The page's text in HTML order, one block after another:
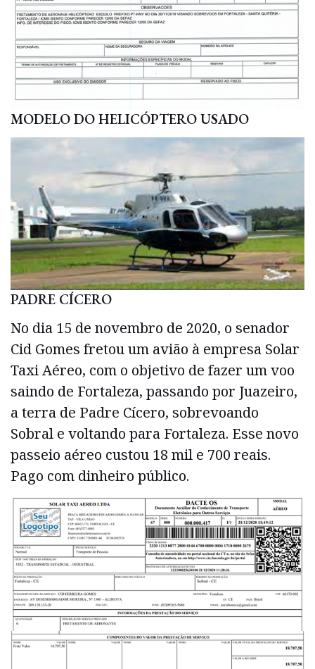
MODELO DO HELICÓPTERO USADO
PADRE CÍCERO
No dia 15 de novembro de 2020, o senador
Cid Gomes fretou um avião à empresa Solar
Taxi Aéreo, com o objetivo de fazer um voo
saindo de Fortaleza, passando por Juazeiro,
a terra de Padre Cícero, sobrevoando
Sobral e voltando para Fortaleza. Esse novo
passeio aéreo custou 18 mil e 700 reais.
Pago com dinheiro público.